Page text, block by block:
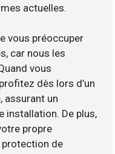
actuelles.
vous préoccuper
car nous les
vous
dès lors d’un
assurant un
installation. De plus,
propre
de